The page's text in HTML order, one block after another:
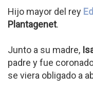
Hijo mayor del rey
Plantagenet.
Junto a su madre,
padre y fue
se viera obligado a